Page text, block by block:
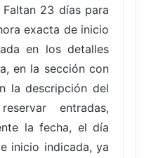
23 días para
exacta de inicio
en los detalles
en la sección con
la descripción del
entradas,
la fecha, el día
inicio indicada, ya